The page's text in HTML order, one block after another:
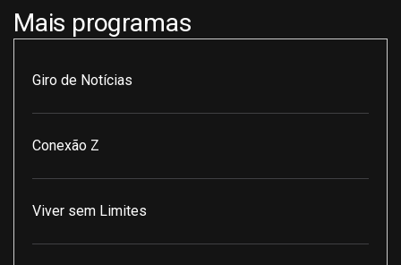
Mais programas
Giro de Notícias
Conexão Z
Viver sem Limites